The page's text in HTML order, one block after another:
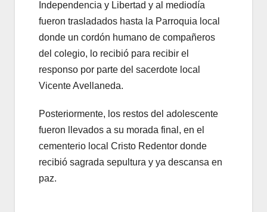
Independencia y Libertad y al mediodía
fueron trasladados hasta la Parroquia local
donde un cordón humano de compañeros
del colegio, lo recibió para recibir el
responso por parte del sacerdote local
Vicente Avellaneda.
Posteriormente, los restos del adolescente
fueron llevados a su morada final, en el
cementerio local Cristo Redentor donde
recibió sagrada sepultura y ya descansa en
paz.